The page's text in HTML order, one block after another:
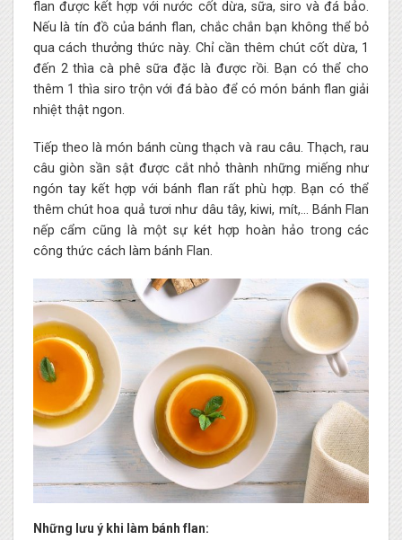
flan được kết hợp với nước cốt dừa, sữa, siro và đá bảo.
Nếu là tín đồ của bánh flan, chắc chắn bạn không thể bỏ
qua cách thưởng thức này. Chỉ cần thêm chút cốt dừa, 1
đến 2 thìa cà phê sữa đặc là được rồi. Bạn có thể cho
thêm 1 thìa siro trộn với đá bào để có món bánh flan giải
nhiệt thật ngon.
Tiếp theo là món bánh cùng thạch và rau câu. Thạch, rau
câu giòn sần sật được cắt nhỏ thành những miếng như
ngón tay kết hợp với bánh flan rất phù hợp. Bạn có thể
thêm chút hoa quả tươi như dâu tây, kiwi, mít,… Bánh Flan
nếp cẩm cũng là một sự két hợp hoàn hảo trong các
công thức cách làm bánh Flan.
Những lưu ý khi làm bánh flan: